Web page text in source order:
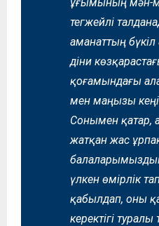
тегжейлі
аманаттың
діни
қоғамындағы
мен маңызы
Сонымен қатар,
жатқан жас
үлкен өмірлік
қабылдап, оны
керектігі